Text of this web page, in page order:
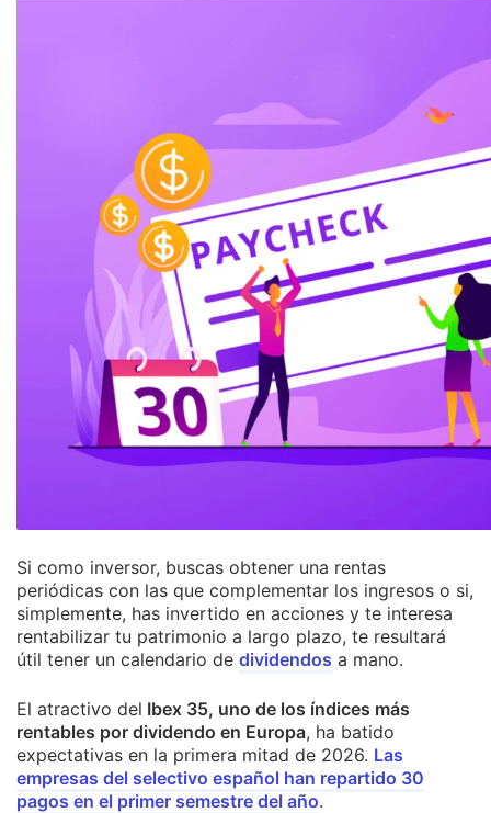
Si como inversor, buscas obtener una rentas
periódicas con las que complementar los ingresos o si,
simplemente, has invertido en acciones y te interesa
rentabilizar tu patrimonio a largo plazo, te resultará
útil tener un calendario de dividendos a mano.
El atractivo del Ibex 35, uno de los índices más
rentables por dividendo en Europa, ha batido
expectativas en la primera mitad de 2026. Las
empresas del selectivo español han repartido 30
pagos en el primer semestre del año.